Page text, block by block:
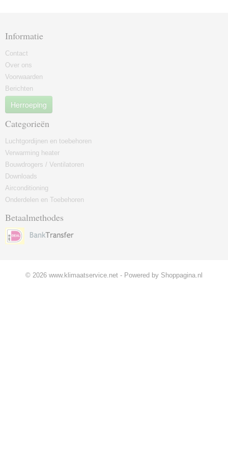
Informatie
Contact
Over ons
Voorwaarden
Berichten
Herroeping
Categorieën
Luchtgordijnen en toebehoren
Verwarming heater
Bouwdrogers / Ventilatoren
Downloads
Airconditioning
Onderdelen en Toebehoren
Betaalmethodes
© 2026 www.klimaatservice.net - Powered by Shoppagina.nl